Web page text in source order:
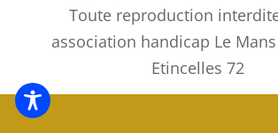
Toute reproduction
association handicap Le
Etincelles 72